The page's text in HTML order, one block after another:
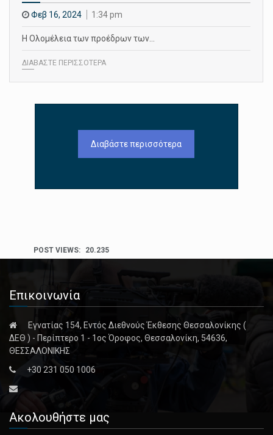
Φεβ 16, 2024 1:34 pm
Η Ολομέλεια των προέδρων των…
ΔΙΑΒΑΣΤΕ ΠΕΡΙΣΣΟΤΕΡΑ
Διαβάστε περισσότερα
POST VIEWS: 20.235
Επικοινωνία
Εγνατίας 154, Εντός Διεθνούς Έκθεσης Θεσσαλονίκης (
ΔΕΘ ) - Περίπτερο 1 - 1ος Όροφος, Θεσσαλονίκη, 54636,
ΘΕΣΣΑΛΟΝΙΚΗΣ
+30 231 050 1006
Ακολουθήστε μας